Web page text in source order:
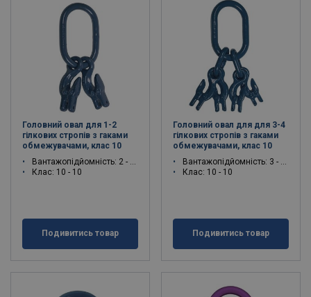
Головний овал для 1-2
гілкових стропів з гаками
обмежувачами, клас 10
Вантажопідйомність: 2 - 14 тон
Клас: 10 - 10
Подивитись товар
Головний овал для для 3-4
гілкових стропів з гаками
обмежувачами, клас 10
Вантажопідйомність: 3 - 14 тон
Клас: 10 - 10
Подивитись товар